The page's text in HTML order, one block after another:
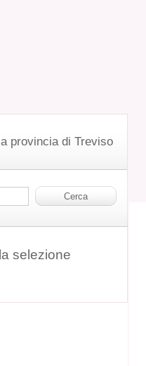
provincia di Treviso
selezione